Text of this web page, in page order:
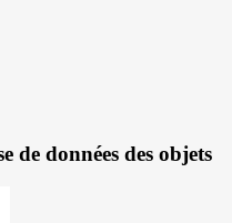
de données des objets